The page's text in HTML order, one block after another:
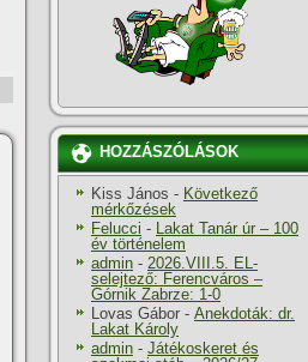
HOZZÁSZÓLÁSOK
Kiss János - Következő
mérkőzések
Felucci - Lakat Tanár úr – 100
év történelem
admin - 2026.VIII.5. EL-
selejtező: Ferencváros –
Górnik Zabrze: 1-0
Lovas Gábor - Anekdoták: dr.
Lakat Károly
admin - Játékoskeret és